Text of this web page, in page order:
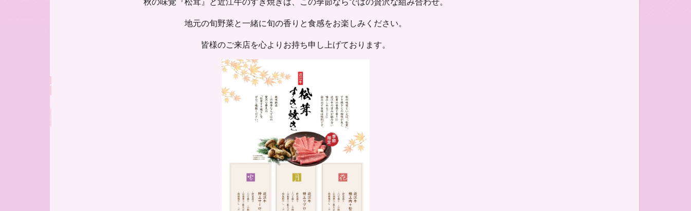
秋の味覚『松茸』と近江牛のすき焼きは、この季節ならではの贅沢な組み合わせ。
地元の旬野菜と一緒に旬の香りと食感をお楽しみください。
皆様のご来店を心よりお持ち申し上げております。